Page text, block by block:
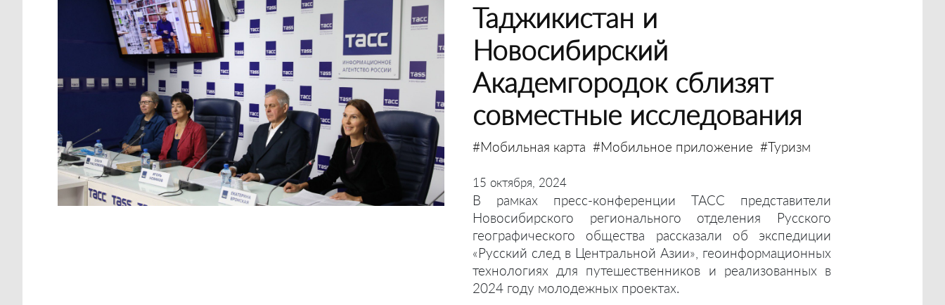
Таджикистан и
Новосибирский
Академгородок сблизят
совместные исследования
#Мобильная карта #Мобильное приложение #Туризм
15 октября, 2024
В рамках пресс-конференции ТАСС представители
Новосибирского регионального отделения Русского
географического общества рассказали об экспедиции
«Русский след в Центральной Азии», геоинформационных
технологиях для путешественников и реализованных в
2024 году молодежных проектах.